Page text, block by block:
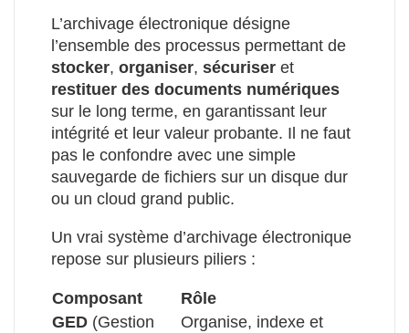
L’archivage électronique désigne
l’ensemble des processus permettant de
stocker, organiser, sécuriser et
restituer des documents numériques
sur le long terme, en garantissant leur
intégrité et leur valeur probante. Il ne faut
pas le confondre avec une simple
sauvegarde de fichiers sur un disque dur
ou un cloud grand public.
Un vrai système d’archivage électronique
repose sur plusieurs piliers :
Composant
Rôle
GED (Gestion
Organise, indexe et